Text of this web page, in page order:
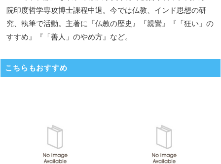
院印度哲学専攻博士課程中退。今では仏教、インド思想の研
究、執筆で活動。主著に『仏教の歴史』『親鸞』『「狂い」の
すすめ』『「善人」のやめ方』など。
こちらもおすすめ